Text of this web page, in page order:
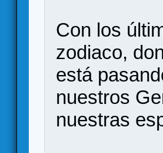
Con los
zodiaco,
está
nuestros
nuestras